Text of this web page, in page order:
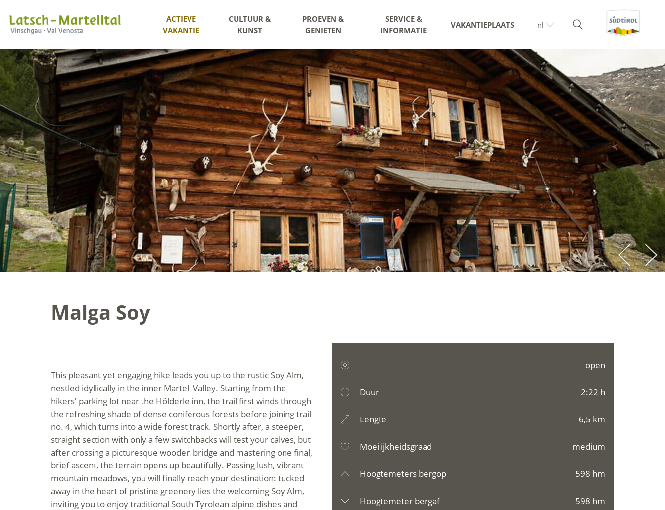
ACTIEVE
VAKANTIE
CULTUUR &
KUNST
PROEVEN &
GENIETEN
SERVICE &
INFORMATIE
VAKANTIEPLAATS nl
Malga Soy
This pleasant yet engaging hike leads you up to the rustic Soy Alm,
nestled idyllically in the inner Martell Valley. Starting from the
hikers' parking lot near the Hölderle inn, the trail first winds through
the refreshing shade of dense coniferous forests before joining trail
no. 4, which turns into a wide forest track. Shortly after, a steeper,
straight section with only a few switchbacks will test your calves, but
after crossing a picturesque wooden bridge and mastering one final,
brief ascent, the terrain opens up beautifully. Passing lush, vibrant
mountain meadows, you will finally reach your destination: tucked
away in the heart of pristine greenery lies the welcoming Soy Alm,
inviting you to enjoy traditional South Tyrolean alpine dishes and
open
Duur 2:22 h
Lengte 6,5 km
Moeilijkheidsgraad medium
Hoogtemeters bergop 598 hm
Hoogtemeter bergaf 598 hm